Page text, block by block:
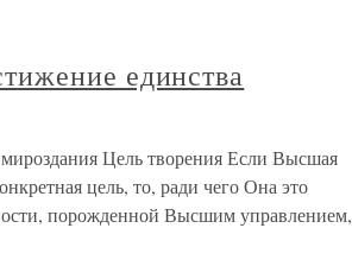
единства
Цель творения Если Высшая
цель, то, ради чего Она это
порожденной Высшим управлением,